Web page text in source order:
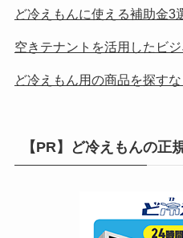
ど冷えもんに使える補助金3
空きテナントを活用したビジ
ど冷えもん用の商品を探す
【PR】ど冷えもんの正